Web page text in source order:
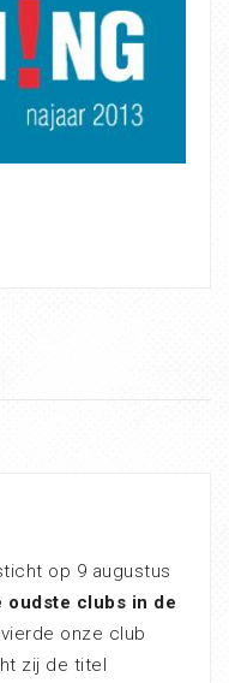
op 9 augustus
oudste clubs in de
vierde onze club
zij de titel